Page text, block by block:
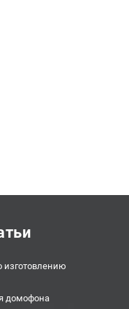
изготовлению
домофона